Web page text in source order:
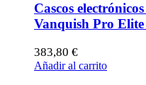
Cascos
Vanquish Pro Elite
383,80 €
Añadir al carrito